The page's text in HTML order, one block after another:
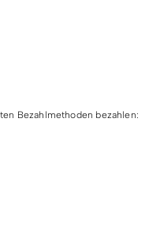
Bezahlmethoden bezahlen: